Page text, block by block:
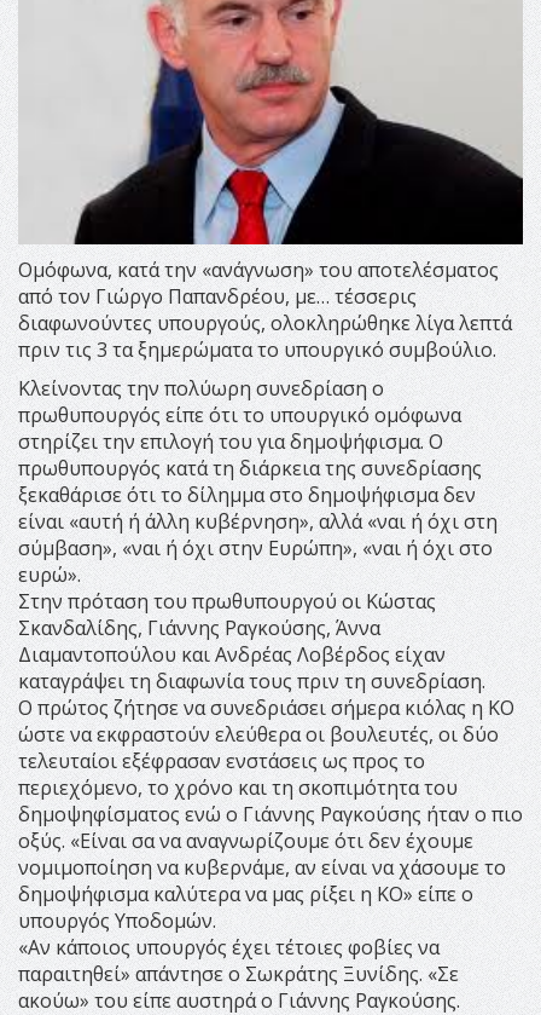
Ομόφωνα, κατά την «ανάγνωση» του αποτελέσματος
από τον Γιώργο Παπανδρέου, με… τέσσερις
διαφωνούντες υπουργούς, ολοκληρώθηκε λίγα λεπτά
πριν τις 3 τα ξημερώματα το υπουργικό συμβούλιο.
Κλείνοντας την πολύωρη συνεδρίαση ο
πρωθυπουργός είπε ότι το υπουργικό ομόφωνα
στηρίζει την επιλογή του για δημοψήφισμα. Ο
πρωθυπουργός κατά τη διάρκεια της συνεδρίασης
ξεκαθάρισε ότι το δίλημμα στο δημοψήφισμα δεν
είναι «αυτή ή άλλη κυβέρνηση», αλλά «ναι ή όχι στη
σύμβαση», «ναι ή όχι στην Ευρώπη», «ναι ή όχι στο
ευρώ».
Στην πρόταση του πρωθυπουργού οι Κώστας
Σκανδαλίδης, Γιάννης Ραγκούσης, Άννα
Διαμαντοπούλου και Ανδρέας Λοβέρδος είχαν
καταγράψει τη διαφωνία τους πριν τη συνεδρίαση.
Ο πρώτος ζήτησε να συνεδριάσει σήμερα κιόλας η ΚΟ
ώστε να εκφραστούν ελεύθερα οι βουλευτές, οι δύο
τελευταίοι εξέφρασαν ενστάσεις ως προς το
περιεχόμενο, το χρόνο και τη σκοπιμότητα του
δημοψηφίσματος ενώ ο Γιάννης Ραγκούσης ήταν ο πιο
οξύς. «Είναι σα να αναγνωρίζουμε ότι δεν έχουμε
νομιμοποίηση να κυβερνάμε, αν είναι να χάσουμε το
δημοψήφισμα καλύτερα να μας ρίξει η ΚΟ» είπε ο
υπουργός Υποδομών.
«Αν κάποιος υπουργός έχει τέτοιες φοβίες να
παραιτηθεί» απάντησε ο Σωκράτης Ξυνίδης. «Σε
ακούω» του είπε αυστηρά ο Γιάννης Ραγκούσης.